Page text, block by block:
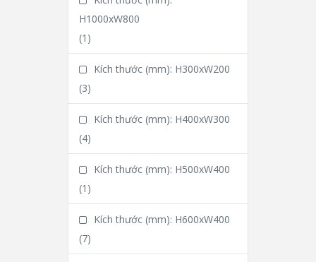
H1000xW800
(1)
Kích thước (mm): H300xW200
(3)
Kích thước (mm): H400xW300
(4)
Kích thước (mm): H500xW400
(1)
Kích thước (mm): H600xW400
(7)